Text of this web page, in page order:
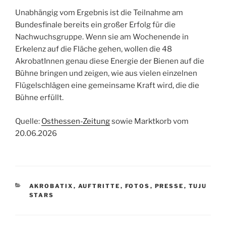
Unabhängig vom Ergebnis ist die Teilnahme am
Bundesfinale bereits ein großer Erfolg für die
Nachwuchsgruppe. Wenn sie am Wochenende in
Erkelenz auf die Fläche gehen, wollen die 48
AkrobatInnen genau diese Energie der Bienen auf die
Bühne bringen und zeigen, wie aus vielen einzelnen
Flügelschlägen eine gemeinsame Kraft wird, die die
Bühne erfüllt.
Quelle: Osthessen-Zeitungsowie Marktkorb vom
20.06.2026
KATEGORIEN
AKROBATIX , AUFTRITTE , FOTOS , PRESSE , TUJU
STARS